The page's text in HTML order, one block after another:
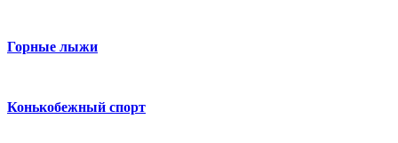
Горные лыжи
Конькобежный спорт